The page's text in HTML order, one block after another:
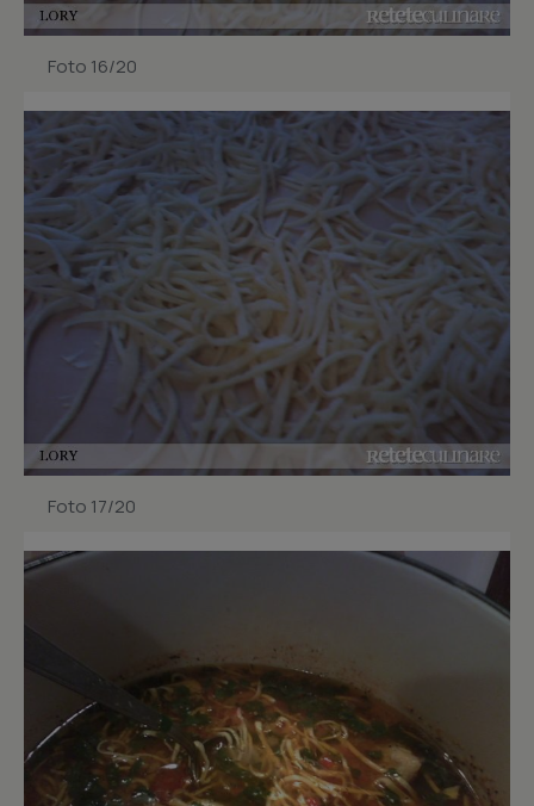
Foto 16/20
Foto 17/20